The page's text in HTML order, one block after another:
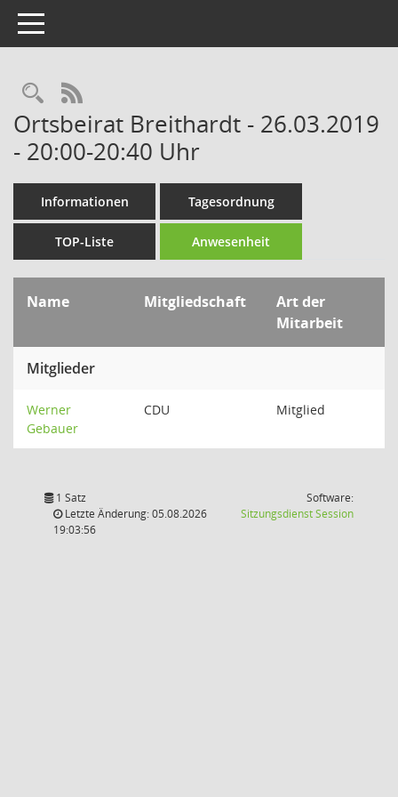
Toggle navigation
Rechercheauswahl
RSS-Feed
Ortsbeirat Breithardt - 26.03.2019
- 20:00-20:40 Uhr
Informationen Tagesordnung
TOP-Liste Anwesenheit
Name Mitgliedschaft
Art der
Mitarbeit
Mitglieder
Werner
Gebauer
CDU Mitglied
1 Satz
Letzte Änderung: 05.08.2026
19:03:56
Software:
SitzungsdienstSession(Wird in